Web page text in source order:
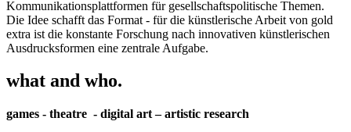
Kommunikationsplattformen für gesellschaftspolitische Themen.
Die Idee schafft das Format - für die künstlerische Arbeit von gold
extra ist die konstante Forschung nach innovativen künstlerischen
Ausdrucksformen eine zentrale Aufgabe.
what and who.
games - theatre - digital art – artistic research